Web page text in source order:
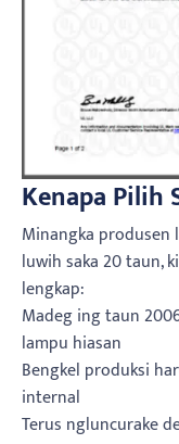
Kenapa Pilih
Minangka
luwih saka 20 taun,
lengkap:
Madeg ing taun
lampu hiasan
Bengkel produksi
internal
Terus ngluncurake